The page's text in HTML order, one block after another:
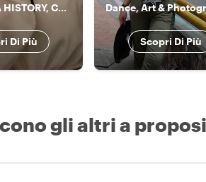
CARTAGENA HISTORY, CULTURE AND GASTRONOMY!!
Di Più Scopri Di Più
gli altri a